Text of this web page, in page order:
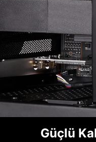
Güçlü